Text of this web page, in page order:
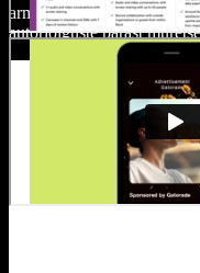
armastuslugu oleks
autoriõiguste pärast